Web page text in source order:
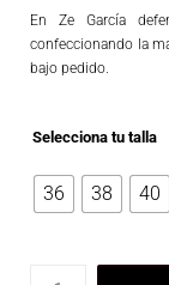
En Ze García
confeccionando la
bajo pedido.
Selecciona tu talla
36 38 40